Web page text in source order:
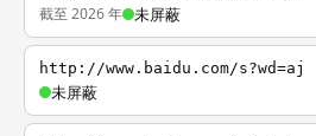
截至 2026 年 未屏蔽
http://www.baidu.com/s?wd=aj
未屏蔽